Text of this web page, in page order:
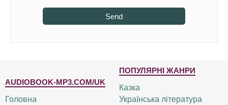
Send
AUDIOBOOK-MP3.COM/UK
Головна
ПОПУЛЯРНІ ЖАНРИ
Казка
Українська література